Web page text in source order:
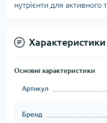
нутрієнти для активного
Характеристики
Основні характеристики
Артикул
Бренд